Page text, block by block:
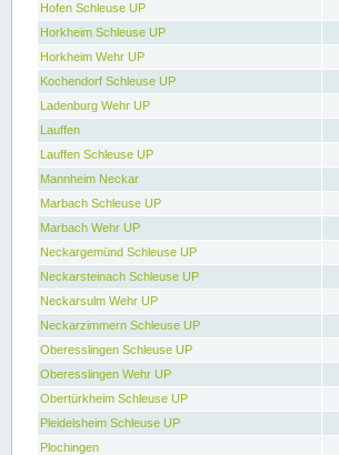
Hofen Schleuse UP
Horkheim Schleuse UP
Horkheim Wehr UP
Kochendorf Schleuse UP
Ladenburg Wehr UP
Lauffen
Lauffen Schleuse UP
Mannheim Neckar
Marbach Schleuse UP
Marbach Wehr UP
Neckargemünd Schleuse UP
Neckarsteinach Schleuse UP
Neckarsulm Wehr UP
Neckarzimmern Schleuse UP
Oberesslingen Schleuse UP
Oberesslingen Wehr UP
Obertürkheim Schleuse UP
Pleidelsheim Schleuse UP
Plochingen